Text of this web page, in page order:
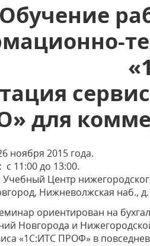
Обучение
для
ноября 2015 года.
с 11:00 до 13:00.
Учебный Центр
Нижневолжская наб., д.
ориентирован на
Новгорода и
«1С:ИТС ПРОФ» в